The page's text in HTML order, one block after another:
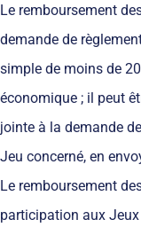
Le remboursement
demande de
simple de moins de
économique ; il peut
jointe à la demande
Jeu concerné, en
Le remboursement
participation aux